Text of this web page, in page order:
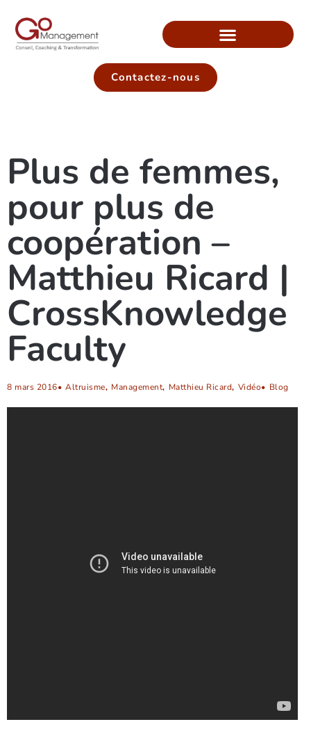
Contactez-nous
Plus de femmes,
pour plus de
coopération –
Matthieu Ricard |
CrossKnowledge
Faculty
8 mars 2016• Altruisme, Management, Matthieu Ricard, Vidéo• Blog